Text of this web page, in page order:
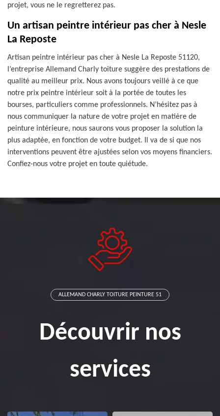
projet, vous ne le regretterez pas.
Un artisan peintre intérieur pas cher à Nesle
La Reposte
Artisan peintre intérieur pas cher à Nesle La Reposte 51120,
l’entreprise Allemand Charly toiture suggère des prestations de
qualité au meilleur prix. Nous avons toujours veillé à ce que
notre prix peintre intérieur soit à la portée de toutes les
bourses, particuliers comme professionnels. N’hésitez pas à
nous communiquer la nature de votre projet en matière de
peinture intérieure, nous saurons vous proposer la solution la
plus adaptée, en fonction de votre budget. Il va de si que nos
interventions peuvent être ajustées selon vos moyens financiers.
Confiez-nous votre projet en toute quiétude.
ALLEMAND CHARLY TOITURE PEINTURE 51
Découvrir nos
services